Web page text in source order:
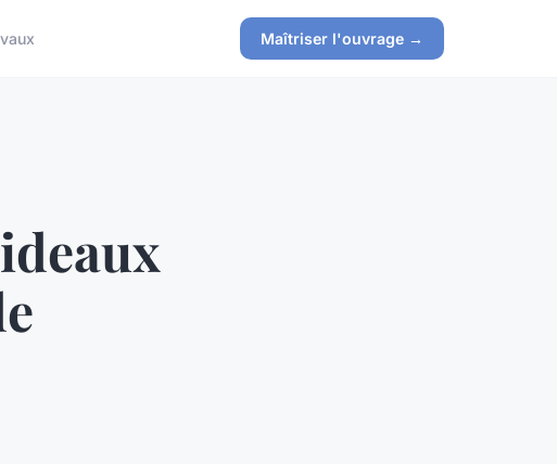
Maîtriser l'ouvrage →